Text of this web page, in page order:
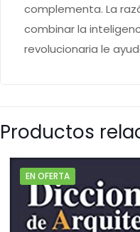
complementa. La
combinar la
revolucionaria le
Productos
EN OFERTA